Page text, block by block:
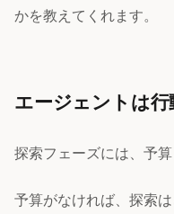
かを教えてくれます。
エージェントは
探索フェーズには、予算
予算がなければ、探索